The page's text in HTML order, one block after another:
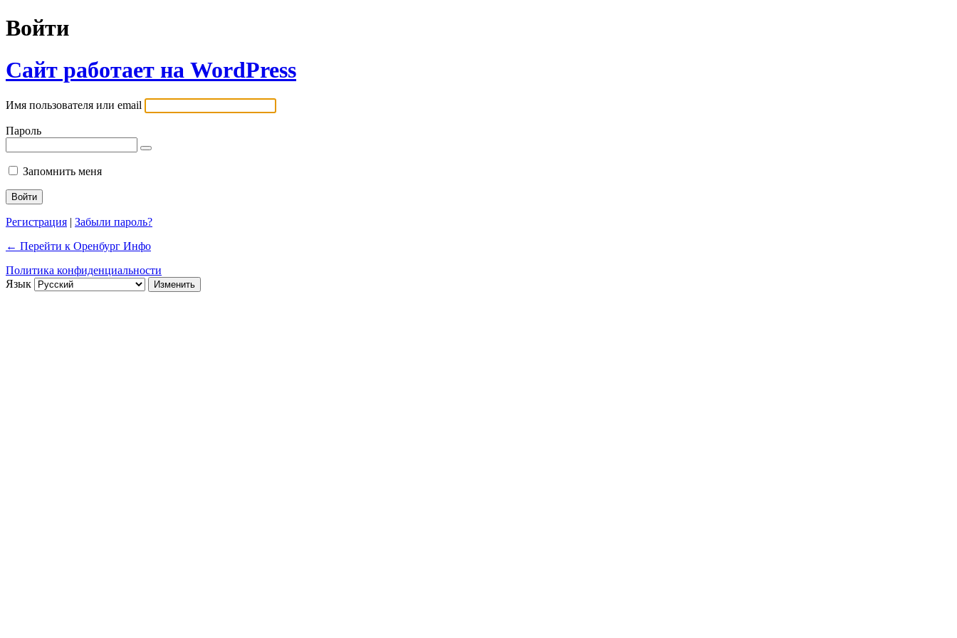
Войти
Сайт работает на WordPress
Имя пользователя или email
Пароль
Запомнить меня
Регистрация | Забыли пароль?
← Перейти к Оренбург Инфо
Политика конфиденциальности
Язык